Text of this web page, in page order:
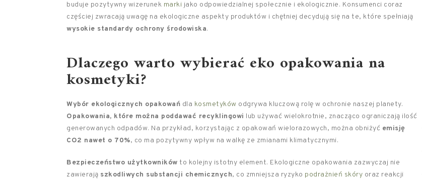
buduje pozytywny wizerunek marki jako odpowiedzialnej społecznie i ekologicznie. Konsumenci coraz
częściej zwracają uwagę na ekologiczne aspekty produktów i chętniej decydują się na te, które spełniają
wysokie standardy ochrony środowiska.
Dlaczego warto wybierać eko opakowania na
kosmetyki?
Wybór ekologicznych opakowań dla kosmetyków odgrywa kluczową rolę w ochronie naszej planety.
Opakowania, które można poddawać recyklingowi lub używać wielokrotnie, znacząco ograniczają ilość
generowanych odpadów. Na przykład, korzystając z opakowań wielorazowych, można obniżyć emisję
CO2 nawet o 70%, co ma pozytywny wpływ na walkę ze zmianami klimatycznymi.
Bezpieczeństwo użytkowników to kolejny istotny element. Ekologiczne opakowania zazwyczaj nie
zawierają szkodliwych substancji chemicznych, co zmniejsza ryzyko podrażnień skóry oraz reakcji